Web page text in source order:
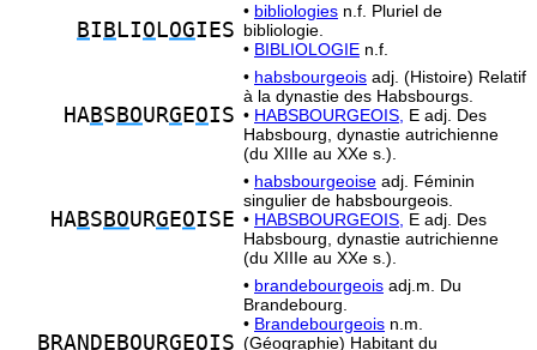
BI B LIO LOGIES
• bibliologies n.f. Pluriel de
bibliologie.
• BIBLIOLOGIE n.f.
HABS BOURG EOIS
• habsbourgeois adj. (Histoire) Relatif
à la dynastie des Habsbourgs.
• HABSBOURGEOIS, E adj. Des
Habsbourg, dynastie autrichienne
(du XIIIe au XXe s.).
HABS BOURG EOISE
• habsbourgeoise adj. Féminin
singulier de habsbourgeois.
• HABSBOURGEOIS, E adj. Des
Habsbourg, dynastie autrichienne
(du XIIIe au XXe s.).
B RANDE BOURG EOIS
• brandebourgeois adj.m. Du
Brandebourg.
• Brandebourgeois n.m.
(Géographie) Habitant du